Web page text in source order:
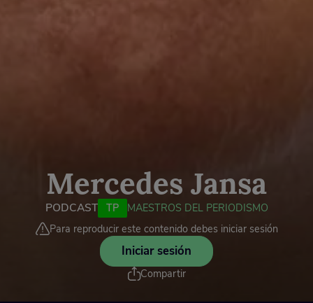
Mercedes Jansa
PODCAST TP
MAESTROS DEL PERIODISMO
Para reproducir este contenido debes iniciar sesión
Iniciar sesión
Compartir